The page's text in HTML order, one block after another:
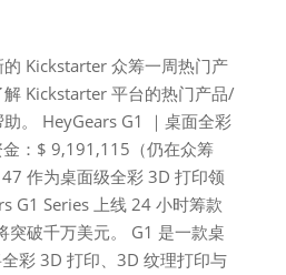
Kickstarter 众筹一周热门产
Kickstarter 平台的热门产品/
。 HeyGears G1 ｜桌面全彩
：$ 9,191,115（仍在众筹
作为桌面级全彩 3D 打印领
G1 Series 上线 24 小时筹款
突破千万美元。 G1 是一款桌
彩 3D 打印、3D 纹理打印与